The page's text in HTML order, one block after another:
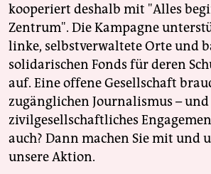
kooperiert deshalb mit "Alles
Zentrum". Die Kampagne
linke, selbstverwaltete Orte und
solidarischen Fonds für deren
auf. Eine offene Gesellschaft
zugänglichen Journalismus – und
zivilgesellschaftliches
auch? Dann machen Sie mit und
unsere Aktion.